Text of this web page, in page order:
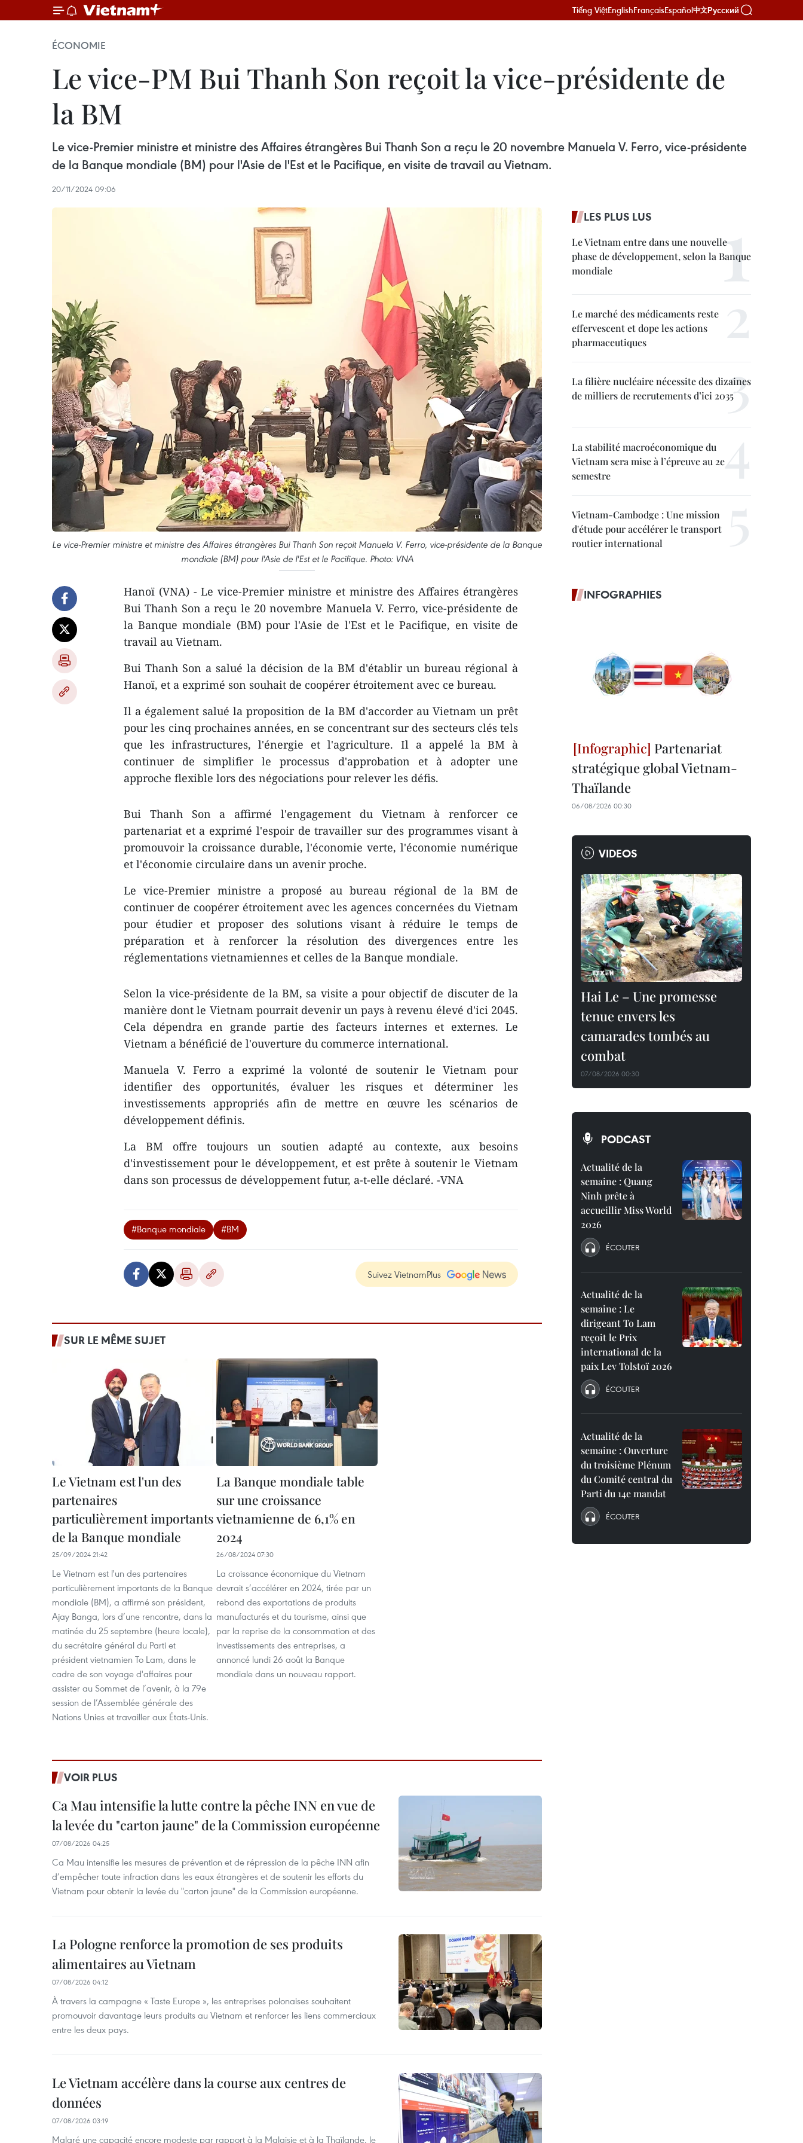
Tiếng ViệtEnglishFrançaisEspañol中文Русский
ÉCONOMIE
Le vice-PM Bui Thanh Son reçoit la vice-présidente de
la BM
Le vice-Premier ministre et ministre des Affaires étrangères Bui Thanh Son a reçu le 20 novembre Manuela V. Ferro, vice-présidente
de la Banque mondiale (BM) pour l'Asie de l'Est et le Pacifique, en visite de travail au Vietnam.
20/11/2024 09:06
Le vice-Premier ministre et ministre des Affaires étrangères Bui Thanh Son reçoit Manuela V. Ferro, vice-présidente de la Banque
mondiale (BM) pour l'Asie de l'Est et le Pacifique. Photo: VNA
Hanoï (VNA) - Le vice-Premier ministre et ministre des Affaires étrangères
Bui Thanh Son a reçu le 20 novembre Manuela V. Ferro, vice-présidente de
la Banque mondiale (BM) pour l'Asie de l'Est et le Pacifique, en visite de
travail au Vietnam.
Bui Thanh Son a salué la décision de la BM d'établir un bureau régional à
Hanoï, et a exprimé son souhait de coopérer étroitement avec ce bureau.
Il a également salué la proposition de la BM d'accorder au Vietnam un prêt
pour les cinq prochaines années, en se concentrant sur des secteurs clés tels
que les infrastructures, l'énergie et l'agriculture. Il a appelé la BM à
continuer de simplifier le processus d'approbation et à adopter une
approche flexible lors des négociations pour relever les défis.
Bui Thanh Son a affirmé l'engagement du Vietnam à renforcer ce
partenariat et a exprimé l'espoir de travailler sur des programmes visant à
promouvoir la croissance durable, l'économie verte, l'économie numérique
et l'économie circulaire dans un avenir proche.
Le vice-Premier ministre a proposé au bureau régional de la BM de
continuer de coopérer étroitement avec les agences concernées du Vietnam
pour étudier et proposer des solutions visant à réduire le temps de
préparation et à renforcer la résolution des divergences entre les
réglementations vietnamiennes et celles de la Banque mondiale.
Selon la vice-présidente de la BM, sa visite a pour objectif de discuter de la
manière dont le Vietnam pourrait devenir un pays à revenu élevé d'ici 2045.
Cela dépendra en grande partie des facteurs internes et externes. Le
Vietnam a bénéficié de l'ouverture du commerce international.
Manuela V. Ferro a exprimé la volonté de soutenir le Vietnam pour
identifier des opportunités, évaluer les risques et déterminer les
investissements appropriés afin de mettre en œuvre les scénarios de
développement définis.
La BM offre toujours un soutien adapté au contexte, aux besoins
d'investissement pour le développement, et est prête à soutenir le Vietnam
dans son processus de développement futur, a-t-elle déclaré. -VNA
#Banque mondiale #BM
Suivez VietnamPlus
SUR LE MÊME SUJET
Le Vietnam est l'un des
partenaires
particulièrement importants
de la Banque mondiale
25/09/2024 21:42
Le Vietnam est l'un des partenaires
particulièrement importants de la Banque
mondiale (BM), a affirmé son président,
Ajay Banga, lors d’une rencontre, dans la
matinée du 25 septembre (heure locale),
du secrétaire général du Parti et
président vietnamien To Lam, dans le
cadre de son voyage d'affaires pour
assister au Sommet de l’avenir, à la 79e
session de l’Assemblée générale des
Nations Unies et travailler aux États-Unis.
La Banque mondiale table
sur une croissance
vietnamienne de 6,1% en
2024
26/08/2024 07:30
La croissance économique du Vietnam
devrait s’accélérer en 2024, tirée par un
rebond des exportations de produits
manufacturés et du tourisme, ainsi que
par la reprise de la consommation et des
investissements des entreprises, a
annoncé lundi 26 août la Banque
mondiale dans un nouveau rapport.
VOIR PLUS
Ca Mau intensifie la lutte contre la pêche INN en vue de
la levée du "carton jaune" de la Commission européenne
07/08/2026 04:25
Ca Mau intensifie les mesures de prévention et de répression de la pêche INN afin
d’empêcher toute infraction dans les eaux étrangères et de soutenir les efforts du
Vietnam pour obtenir la levée du "carton jaune" de la Commission européenne.
La Pologne renforce la promotion de ses produits
alimentaires au Vietnam
07/08/2026 04:12
À travers la campagne « Taste Europe », les entreprises polonaises souhaitent
promouvoir davantage leurs produits au Vietnam et renforcer les liens commerciaux
entre les deux pays.
Le Vietnam accélère dans la course aux centres de
données
07/08/2026 03:19
Malgré une capacité encore modeste par rapport à la Malaisie et à la Thaïlande, le
LES PLUS LUS
Le Vietnam entre dans une nouvelle
phase de développement, selon la Banque
mondiale
Le marché des médicaments reste
effervescent et dope les actions
pharmaceutiques
La filière nucléaire nécessite des dizaines
de milliers de recrutements d’ici 2035
La stabilité macroéconomique du
Vietnam sera mise à l’épreuve au 2e
semestre
Vietnam-Cambodge : Une mission
d'étude pour accélérer le transport
routier international
INFOGRAPHIES
Partenariat
stratégique global Vietnam-
Thaïlande
06/08/2026 00:30
VIDEOS
Hai Le – Une promesse
tenue envers les
camarades tombés au
combat
07/08/2026 00:30
PODCAST
Actualité de la
semaine : Quang
Ninh prête à
accueillir Miss World
2026
ÉCOUTER
Actualité de la
semaine : Le
dirigeant To Lam
reçoit le Prix
international de la
paix Lev Tolstoï 2026
ÉCOUTER
Actualité de la
semaine : Ouverture
du troisième Plénum
du Comité central du
Parti du 14e mandat
ÉCOUTER